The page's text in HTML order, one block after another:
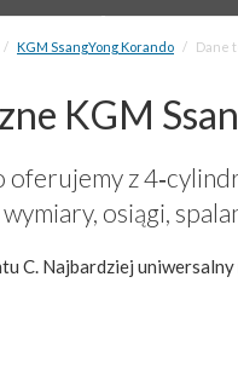
KGM SsangYong Korando Dane
KGM
z
osiągi,
C. Najbardziej uniwersalny